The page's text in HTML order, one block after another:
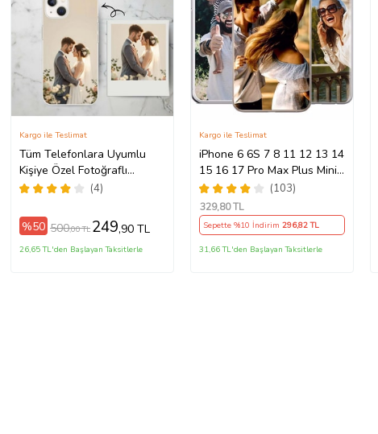
Tüm Telefonlara Uyumlu
Kişiye Özel Fotoğraflı
Telefon Kılıfı Modeller
(4)
Kargo ile Teslimat
%50 500,00 TL 249,90 TL
26,65 TL'den Başlayan Taksitlerle
iPhone 6 6S 7 8 11 12 13 14
15 16 17 Pro Max Plus Mini
Kılıf Kişiye Özel Resimli
Fotoğraflı Silikon
(103)
Kargo ile Teslimat
329,80 TL
Sepette %10 İndirim 296,82 TL
31,66 TL'den Başlayan Taksitlerle